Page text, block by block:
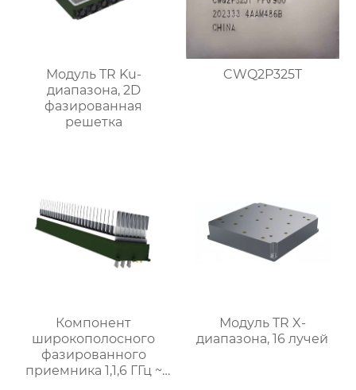
Модуль TR Ku-
диапазона, 2D
фазированная
решетка
CWQ2P325T
Компонент
широкополосного
фазированного
приемника 1,1,6 ГГц ~
Модуль TR X-
диапазона, 16 лучей